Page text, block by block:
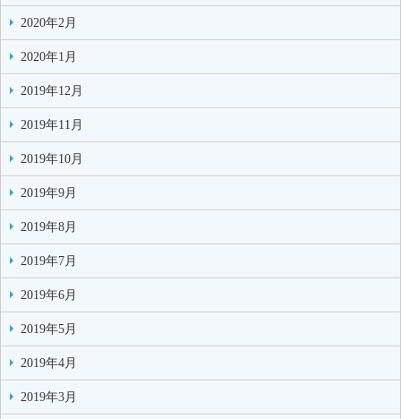
2020年2月
2020年1月
2019年12月
2019年11月
2019年10月
2019年9月
2019年8月
2019年7月
2019年6月
2019年5月
2019年4月
2019年3月